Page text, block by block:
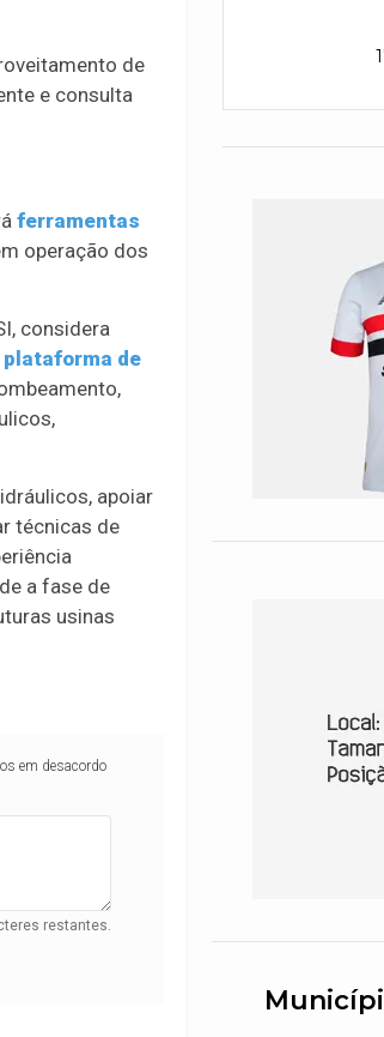
de
e consulta
ferramentas
operação dos
considera
plataforma de
apoiar
técnicas de
a fase de
usinas
em desacordo
restantes.